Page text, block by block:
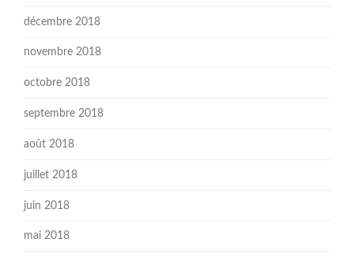
décembre 2018
novembre 2018
octobre 2018
septembre 2018
août 2018
juillet 2018
juin 2018
mai 2018